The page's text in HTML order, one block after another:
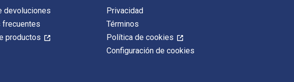
devoluciones
frecuentes
productos
Privacidad
Términos
Política de cookies
Configuración de cookies